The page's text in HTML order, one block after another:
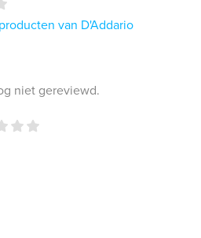
van D'Addario
niet gereviewd.